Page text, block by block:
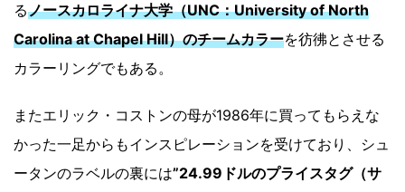
るノースカロライナ大学（UNC：University of North
Carolina at Chapel Hill）のチームカラーを彷彿とさせる
カラーリングでもある。
またエリック・コストンの母が1986年に買ってもらえな
かった一足からもインスピレーションを受けており、シュ
ータンのラベルの裏には”24.99ドルのプライスタグ（サ